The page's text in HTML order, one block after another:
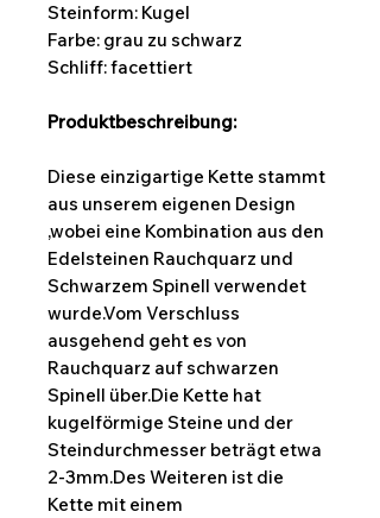
Steinform: Kugel
Farbe: grau zu schwarz
Schliff: facettiert
Produktbeschreibung:
Diese einzigartige Kette stammt
aus unserem eigenen Design
,wobei eine Kombination aus den
Edelsteinen Rauchquarz und
Schwarzem Spinell verwendet
wurde.Vom Verschluss
ausgehend geht es von
Rauchquarz auf schwarzen
Spinell über.Die Kette hat
kugelförmige Steine und der
Steindurchmesser beträgt etwa
2-3mm.Des Weiteren ist die
Kette mit einem